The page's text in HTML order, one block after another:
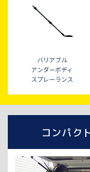
バリアブル
アンダーボディ
スプレーランス
コンパク